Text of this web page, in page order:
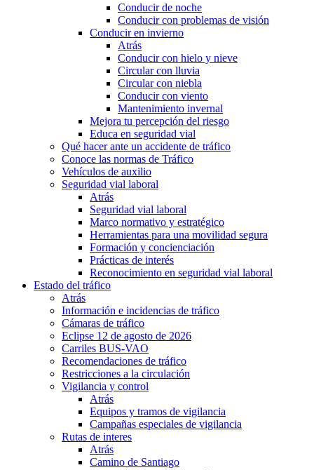
Conducir de noche
Conducir con problemas de visión
Conducir en invierno
Atrás
Conducir con hielo y nieve
Circular con lluvia
Circular con niebla
Conducir con viento
Mantenimiento invernal
Mejora tu percepción del riesgo
Educa en seguridad vial
Qué hacer ante un accidente de tráfico
Conoce las normas de Tráfico
Vehículos de auxilio
Seguridad vial laboral
Atrás
Seguridad vial laboral
Marco normativo y estratégico
Herramientas para una movilidad segura
Formación y concienciación
Prácticas de interés
Reconocimiento en seguridad vial laboral
Estado del tráfico
Atrás
Información e incidencias de tráfico
Cámaras de tráfico
Eclipse 12 de agosto de 2026
Carriles BUS-VAO
Recomendaciones de tráfico
Restricciones a la circulación
Vigilancia y control
Atrás
Equipos y tramos de vigilancia
Campañas especiales de vigilancia
Rutas de interes
Atrás
Camino de Santiago